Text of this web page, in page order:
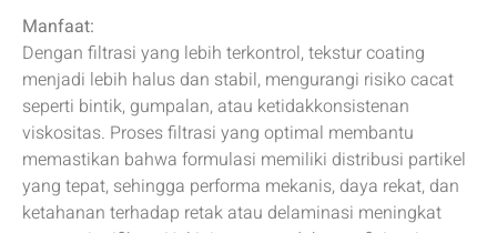
Manfaat:
Dengan filtrasi yang lebih terkontrol, tekstur coating
menjadi lebih halus dan stabil, mengurangi risiko cacat
seperti bintik, gumpalan, atau ketidakkonsistenan
viskositas. Proses filtrasi yang optimal membantu
memastikan bahwa formulasi memiliki distribusi partikel
yang tepat, sehingga performa mekanis, daya rekat, dan
ketahanan terhadap retak atau delaminasi meningkat